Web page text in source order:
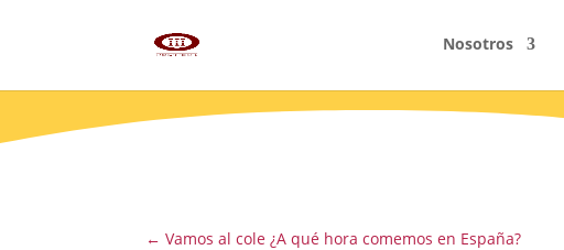
Nosotros
← Vamos al cole ¿A qué hora comemos en España?